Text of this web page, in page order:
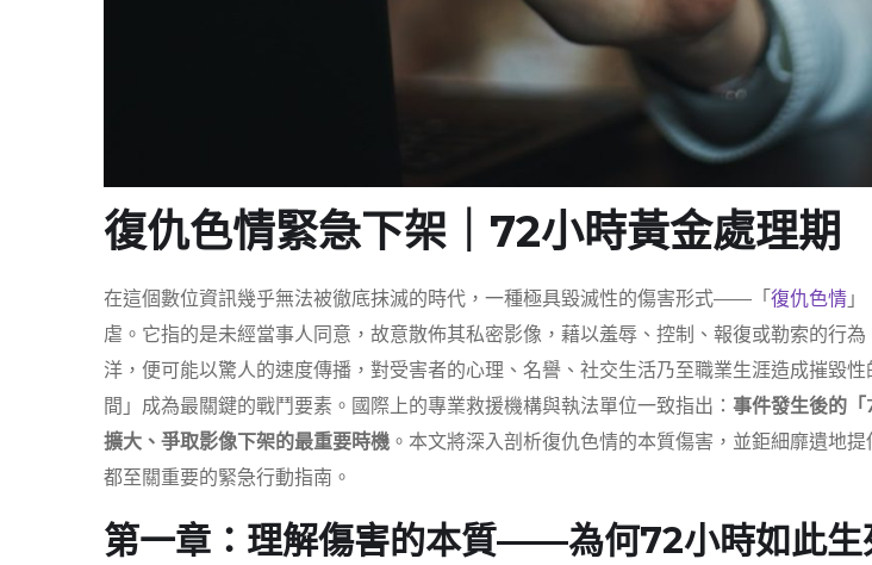
復仇色情緊急下架｜72小時黃金處理期
在這個數位資訊幾乎無法被徹底抹滅的時代，一種極具毀滅性的傷害形式——「復仇色情
虐。它指的是未經當事人同意，故意散佈其私密影像，藉以羞辱、控制、報復或勒索的行
洋，便可能以驚人的速度傳播，對受害者的心理、名譽、社交生活乃至職業生涯造成摧毀
間」成為最關鍵的戰鬥要素。國際上的專業救援機構與執法單位一致指出： 事件發生後的
擴大、爭取影像下架的最重要時機 。本文將深入剖析復仇色情的本質傷害，並鉅細靡遺地
都至關重要的緊急行動指南。
第一章：理解傷害的本質——為何72小時如此生